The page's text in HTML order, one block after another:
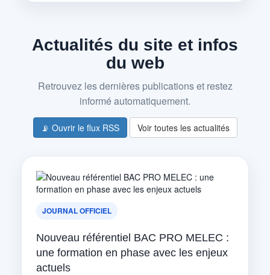
Actualités du site et infos
du web
Retrouvez les dernières publications et restez
informé automatiquement.
📡 Ouvrir le flux RSS Voir toutes les actualités
JOURNAL OFFICIEL
Nouveau référentiel BAC PRO MELEC :
une formation en phase avec les enjeux
actuels